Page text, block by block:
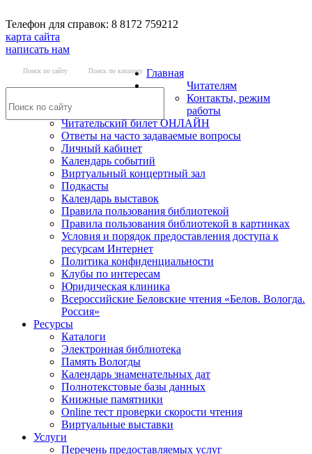
Телефон для справок: 8 8172 759212
карта сайта
написать нам
Поиск по сайту Поиск по каталогу Главная
Читателям
Контакты, режим
работы
Читательский билет ОНЛАЙН
Ответы на часто задаваемые вопросы
Личный кабинет
Календарь событий
Виртуальный концертный зал
Подкасты
Календарь выставок
Правила пользования библиотекой
Правила пользования библиотекой в картинках
Условия и порядок предоставления доступа к
ресурсам Интернет
Политика конфиденциальности
Клубы по интересам
Юридическая клиника
Всероссийские Беловские чтения «Белов. Вологда.
Россия»
Ресурсы
Каталоги
Электронная библиотека
Память Вологды
Календарь знаменательных дат
Полнотекстовые базы данных
Книжные памятники
Online тест проверки скорости чтения
Виртуальные выставки
Услуги
Перечень предоставляемых услуг